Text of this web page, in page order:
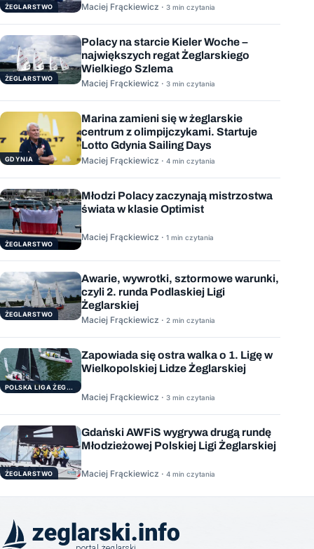
ŻEGLARSTWO Maciej Frąckiewicz · 3 min czytania
ŻEGLARSTWO
Polacy na starcie Kieler Woche –
największych regat Żeglarskiego
Wielkiego Szlema
Maciej Frąckiewicz · 3 min czytania
GDYNIA
Marina zamieni się w żeglarskie
centrum z olimpijczykami. Startuje
Lotto Gdynia Sailing Days
Maciej Frąckiewicz · 4 min czytania
ŻEGLARSTWO
Młodzi Polacy zaczynają mistrzostwa
świata w klasie Optimist
Maciej Frąckiewicz · 1 min czytania
ŻEGLARSTWO
Awarie, wywrotki, sztormowe warunki,
czyli 2. runda Podlaskiej Ligi
Żeglarskiej
Maciej Frąckiewicz · 2 min czytania
POLSKA LIGA ŻEGLARSKA
Zapowiada się ostra walka o 1. Ligę w
Wielkopolskiej Lidze Żeglarskiej
Maciej Frąckiewicz · 3 min czytania
ŻEGLARSTWO
Gdański AWFiS wygrywa drugą rundę
Młodzieżowej Polskiej Ligi Żeglarskiej
Maciej Frąckiewicz · 4 min czytania